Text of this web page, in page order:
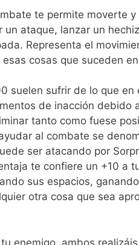
te permite moverte
un ataque, lanzar un
Representa el
cosas que suceden
suelen sufrir de lo que
de inacción debido
tanto como fuese
al combate se
ser atacando por
te confiere un +10 a
sus espacios,
otra cosa que sea